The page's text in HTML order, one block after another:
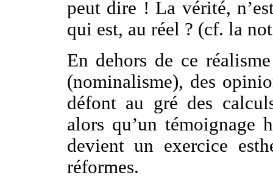
peut dire ! La vérité,
qui est, au réel ? (cf. la
En dehors de ce
(nominalisme), des
défont au gré des
alors qu’un témoignage
devient un exercice
réformes.